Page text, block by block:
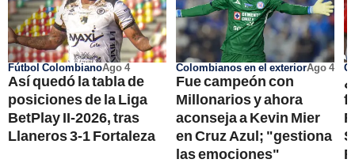
Fútbol ColombianoAgo 4
Así quedó la tabla de
posiciones de la Liga
BetPlay II-2026, tras
Llaneros 3-1 Fortaleza
Colombianos en el exteriorAgo 4
Fue campeón con
Millonarios y ahora
aconseja a Kevin Mier
en Cruz Azul; "gestiona
las emociones"